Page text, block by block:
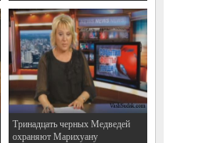
Тринадцать черных Медведей
охраняют Марихуану